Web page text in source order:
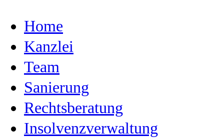
Home
Kanzlei
Team
Sanierung
Rechtsberatung
Insolvenzverwaltung